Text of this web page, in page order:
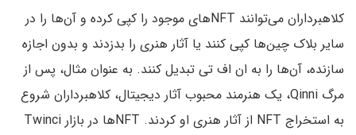
کلاهبرداران می‌توانند NFT‌های موجود را کپی کرده و آن‌ها را در
سایر بلاک چین‌ها کپی کنند یا آثار هنری را بدزدند و بدون اجازه
سازنده، آن‌ها را به ان اف تی تبدیل کنند. به عنوان مثال، پس از
مرگ Qinni، یک هنرمند محبوب آثار دیجیتال، کلاهبرداران شروع
به استخراج NFT از آثار هنری او کردند. NFTها در بازار Twinci